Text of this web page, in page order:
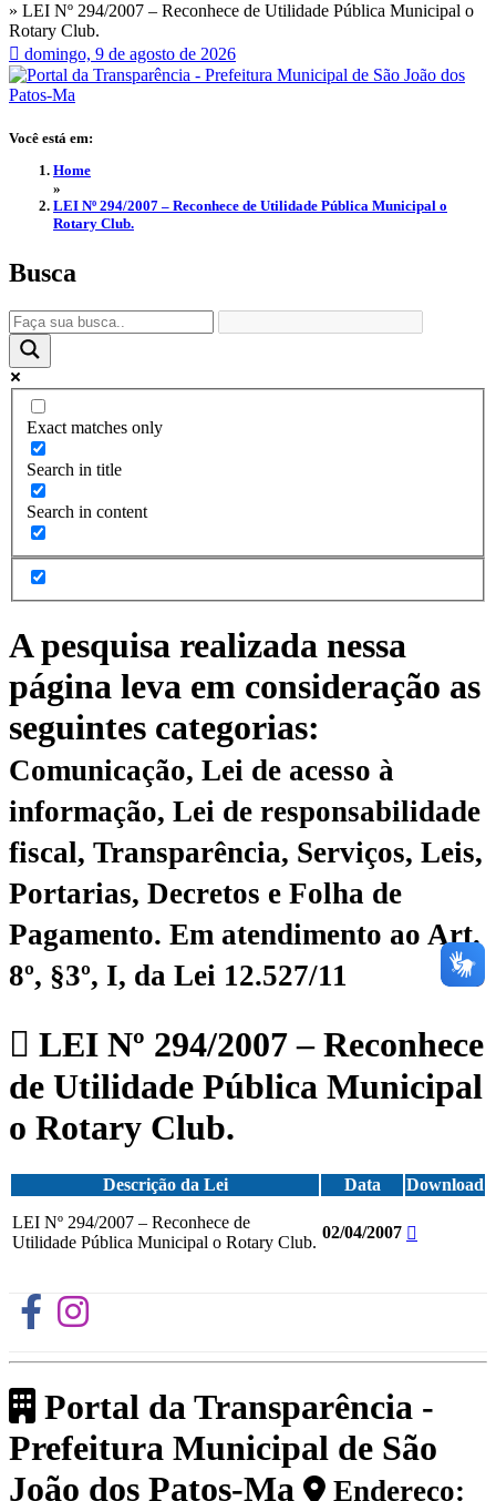
» LEI Nº 294/2007 – Reconhece de Utilidade Pública Municipal o
Rotary Club.
domingo, 9 de agosto de 2026
Você está em:
Home
»
LEI Nº 294/2007 – Reconhece de Utilidade Pública Municipal o
Rotary Club.
Busca
Exact matches only
Search in title
Search in content
A pesquisa realizada nessa
página leva em consideração as
seguintes categorias:
Comunicação, Lei de acesso à
informação, Lei de responsabilidade
fiscal, Transparência, Serviços, Leis,
Portarias, Decretos e Folha de
Pagamento. Em atendimento ao Art.
8º, §3º, I, da Lei 12.527/11
LEI Nº 294/2007 – Reconhece
de Utilidade Pública Municipal
o Rotary Club.
Descrição da Lei Data
Download
LEI Nº 294/2007 – Reconhece de
Utilidade Pública Municipal o Rotary Club.
02/04/2007
Portal da Transparência -
Prefeitura Municipal de São
João dos Patos-Ma
Endereço: